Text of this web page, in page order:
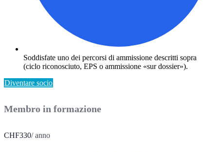
Soddisfate uno dei percorsi di ammissione descritti sopra
(ciclo riconosciuto, EPS o ammissione «sur dossier»).
Diventare socio
Membro in formazione
CHF330/ anno